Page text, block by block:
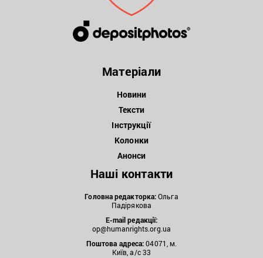
Матеріали
Новини
Тексти
Інструкції
Колонки
Анонси
Наші контакти
Головна редакторка:Ольга
Падірякова
E-mail редакції:
op@humanrights.org.ua
Поштова адреса:04071, м.
Київ, а/с 33